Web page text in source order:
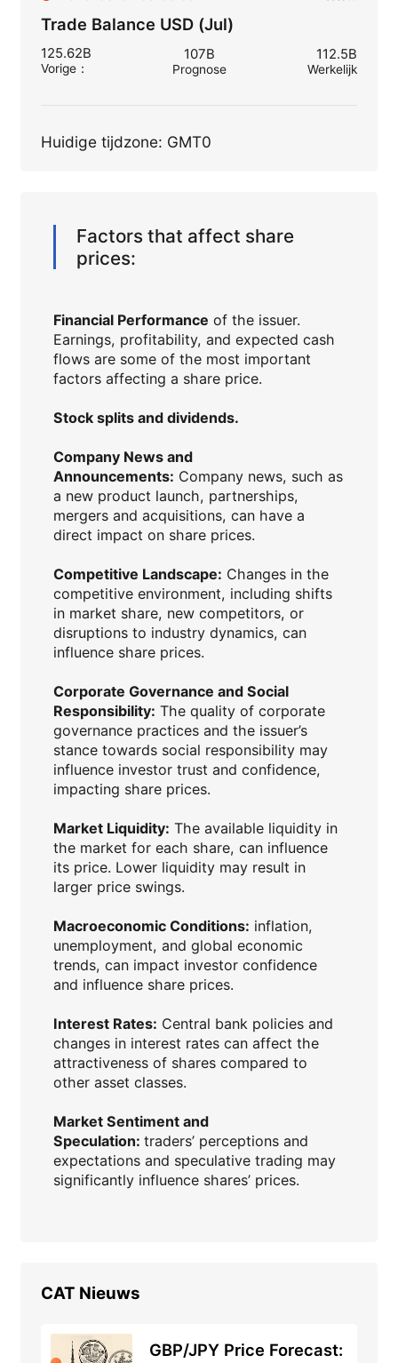
Trade Balance USD (Jul)
125.62B
Vorige：
107B
Prognose
112.5B
Werkelijk
Huidige tijdzone: GMT0
Factors that affect share
prices:
Financial Performance of the issuer.
Earnings, profitability, and expected cash
flows are some of the most important
factors affecting a share price.
Stock splits and dividends.
Company News and
Announcements: Company news, such as
a new product launch, partnerships,
mergers and acquisitions, can have a
direct impact on share prices.
Competitive Landscape: Changes in the
competitive environment, including shifts
in market share, new competitors, or
disruptions to industry dynamics, can
influence share prices.
Corporate Governance and Social
Responsibility: The quality of corporate
governance practices and the issuer’s
stance towards social responsibility may
influence investor trust and confidence,
impacting share prices.
Market Liquidity: The available liquidity in
the market for each share, can influence
its price. Lower liquidity may result in
larger price swings.
Macroeconomic Conditions: inflation,
unemployment, and global economic
trends, can impact investor confidence
and influence share prices.
Interest Rates: Central bank policies and
changes in interest rates can affect the
attractiveness of shares compared to
other asset classes.
Market Sentiment and
Speculation: traders’ perceptions and
expectations and speculative trading may
significantly influence shares’ prices.
CAT Nieuws
GBP/JPY Price Forecast: